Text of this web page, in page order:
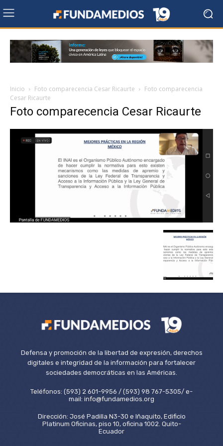
Inicio Foto comparecencia Cesar Ricaurte
Foto comparecencia
Cesar Ricaurte
Foto comparecencia Cesar Ricaurte
Defensa y promoción de la libertad de expresión, derechos
digitales e integridad de la información para fortalecer
sociedades democráticas en las Américas.
Teléfonos: (593) 2 601-9956 / (593) 98 767-5305/ e-
mail: info@fundamedios.org
Dirección: José Padilla N3-30 e Iñaquito, Edificio
Platinum Oficinas, piso 10, oficina 1002. Quito-
Ecuador